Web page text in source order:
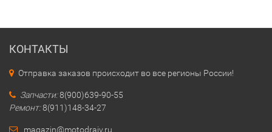
КОНТАКТЫ
Отправка заказов происходит во все регионы России!
Запчасти:8(900)639-90-55
Ремонт:8(911)148-34-27
magazin@motodraiv.ru